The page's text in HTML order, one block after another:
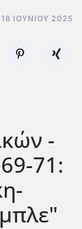
18 ΙΟΥΝΊΟΥ 2025
-
71: